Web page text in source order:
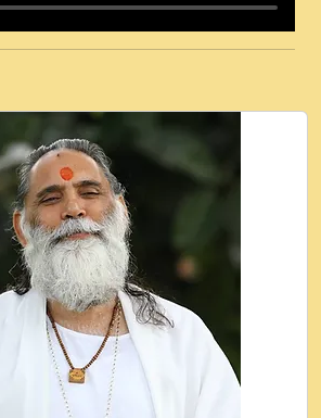
मर हथ र मह वदवन पहच दय! मह जन
- New Bhajan 2020
पाया मैं बड़ी मस्ती में हूँ । 2018 -
Ji Rasik.mp3
द सनव मड उतत सर रख क, नल रव त
उतत हथ रख द!.mp3
से प्रीत, यूहीं दिन बीतते जाते हैं ।
- Swami Gyananand Ji